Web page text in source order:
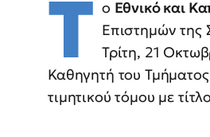
Τ ο Εθνικό και
Επιστημών της
Τρίτη, 21
Καθηγητή του
τιμητικού τόμου με